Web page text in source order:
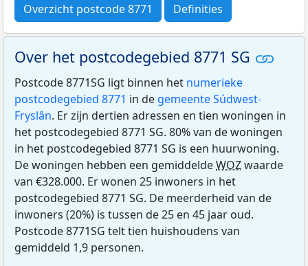
Overzicht postcode 8771 Definities
Over het postcodegebied 8771 SG
Postcode 8771SG ligt binnen het numerieke
postcodegebied 8771 in de gemeente Súdwest-
Fryslân. Er zijn dertien adressen en tien woningen in
het postcodegebied 8771 SG. 80% van de woningen
in het postcodegebied 8771 SG is een huurwoning.
De woningen hebben een gemiddeldeWOZwaarde
van €328.000. Er wonen 25 inwoners in het
postcodegebied 8771 SG. De meerderheid van de
inwoners (20%) is tussen de 25 en 45 jaar oud.
Postcode 8771SG telt tien huishoudens van
gemiddeld 1,9 personen.